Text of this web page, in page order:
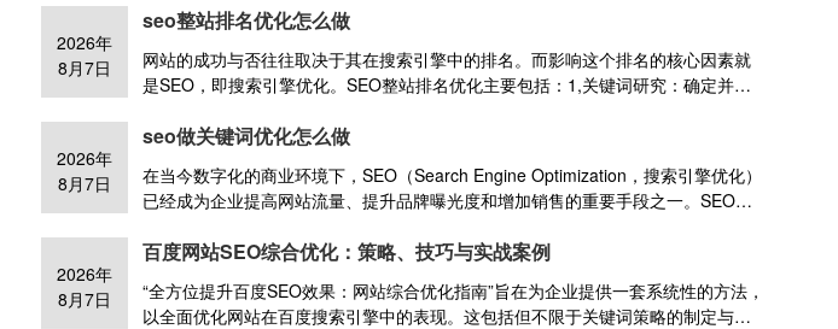
2026年
8月7日
seo整站排名优化怎么做
网站的成功与否往往取决于其在搜索引擎中的排名。而影响这个排名的核心因素就
是SEO，即搜索引擎优化。SEO整站排名优化主要包括：1,关键词研究：确定并优
理分布关键词，提升用户粘性。3,网站结构优化：采用扁平化结构，优化URL，创
和排名。5,技术优化：确保网站加载速度快，使用HTTPS协议，适配移动设备。6,
用户体验优化：简化界面，优化导航，提升用户满意度。7,持续监测与调整：定期
分析数据，调整优化策略，保持排名稳定。
2026年
8月7日
seo做关键词优化怎么做
在当今数字化的商业环境下，SEO（Search Engine Optimization，搜索引擎优化）
已经成为企业提高网站流量、提升品牌曝光度和增加销售的重要手段之一。SEO做
围绕关键词创作高质量内容。3,布局合理：在标题、描述、正文等位置自然融入关
调整策略。
2026年
8月7日
百度网站SEO综合优化：策略、技巧与实战案例
“全方位提升百度SEO效果：网站综合优化指南”旨在为企业提供一套系统性的方法，
以全面优化网站在百度搜索引擎中的表现。这包括但不限于关键词策略的制定与实